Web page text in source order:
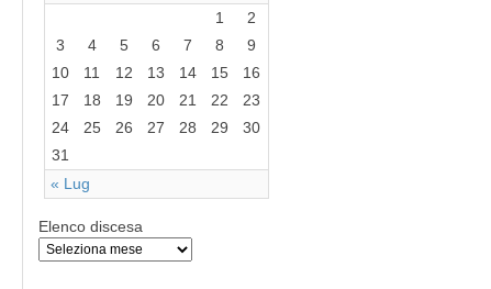
« Lug
1
2
3
4 5 6 7 8
9
10
11 12 13 14 15
16
17
18 19 20 21 22
23
24
25 26 27 28 29
30
31
Elenco discesa